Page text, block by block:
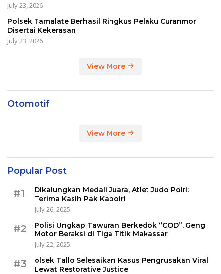
July 23, 2026
Polsek Tamalate Berhasil Ringkus Pelaku Curanmor
Disertai Kekerasan
July 23, 2026
View More
Otomotif
View More
Popular Post
#1
Dikalungkan Medali Juara, Atlet Judo Polri:
Terima Kasih Pak Kapolri
July 26, 2025
#2
Polisi Ungkap Tawuran Berkedok “COD”, Geng
Motor Beraksi di Tiga Titik Makassar
July 22, 2025
#3
olsek Tallo Selesaikan Kasus Pengrusakan Viral
Lewat Restorative Justice